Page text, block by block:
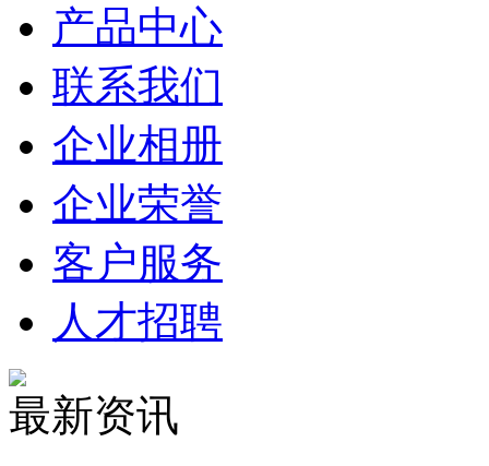
产品中心
联系我们
企业相册
企业荣誉
客户服务
人才招聘
最新资讯